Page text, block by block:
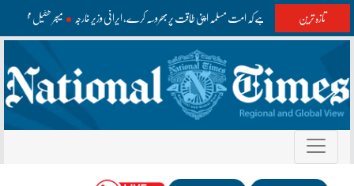
تازہ ترین وقت آگیا ہے کہ امت مسلمہ اپنی طاقت پر بھروسہ کرے، ایرانی وزیر خارجہ میجر طفیل محمد کا 68 واں یوم شہادت، وزیراعظم و سروسز چیفس کا خراجِ عقیدت